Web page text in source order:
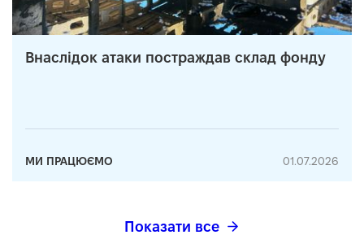
Внаслідок атаки постраждав склад фонду
МИ ПРАЦЮЄМО 01.07.2026
Показати все